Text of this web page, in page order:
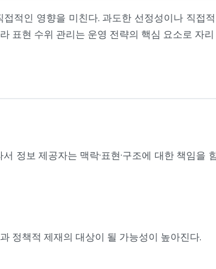
적인 영향을 미친다. 과도한 선정성이나 직접
표현 수위 관리는 운영 전략의 핵심 요소로 자
정보 제공자는 맥락·표현·구조에 대한 책임을
정책적 제재의 대상이 될 가능성이 높아진다.